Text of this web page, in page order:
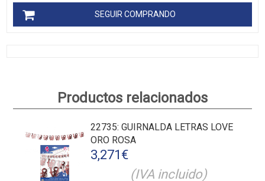
SEGUIR COMPRANDO
Productos relacionados
22735: GUIRNALDA LETRAS LOVE
ORO ROSA
3,271 €
(IVA incluido)